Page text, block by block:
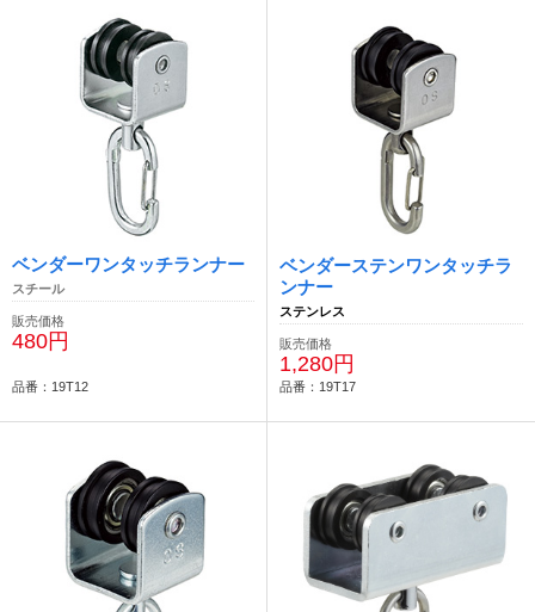
ベンダーワンタッチランナー
スチール
販売価格
480円
品番：19T12
ベンダーステンワンタッチラ
ンナー
ステンレス
販売価格
1,280円
品番：19T17